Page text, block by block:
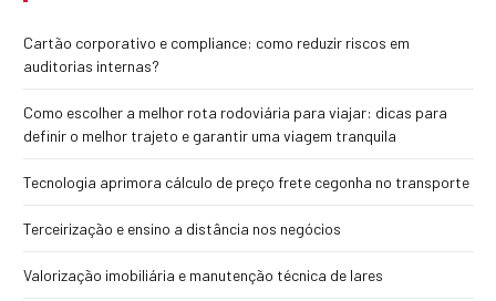
Cartão corporativo e compliance: como reduzir riscos em
auditorias internas?
Como escolher a melhor rota rodoviária para viajar: dicas para
definir o melhor trajeto e garantir uma viagem tranquila
Tecnologia aprimora cálculo de preço frete cegonha no transporte
Terceirização e ensino a distância nos negócios
Valorização imobiliária e manutenção técnica de lares